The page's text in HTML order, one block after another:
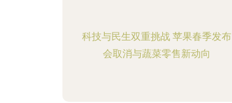
科技与民生双重挑战 苹果春季发布
会取消与蔬菜零售新动向